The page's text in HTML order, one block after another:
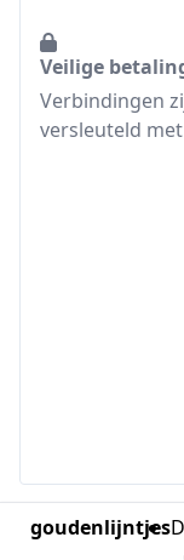
Veilige
Verbindingen
versleuteld met
goudenlijntjes